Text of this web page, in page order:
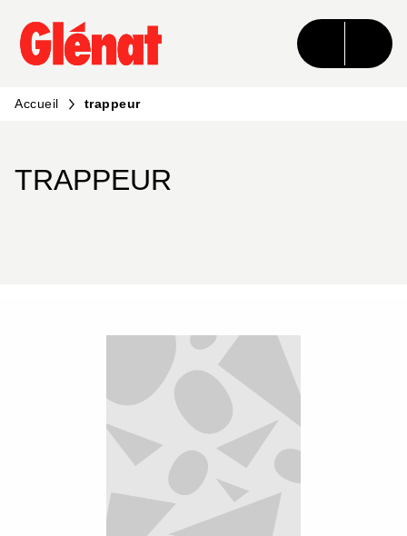
MENU RECHERCHE CONTENU
PIED DE PAGE
Accueil trappeur
TRAPPEUR